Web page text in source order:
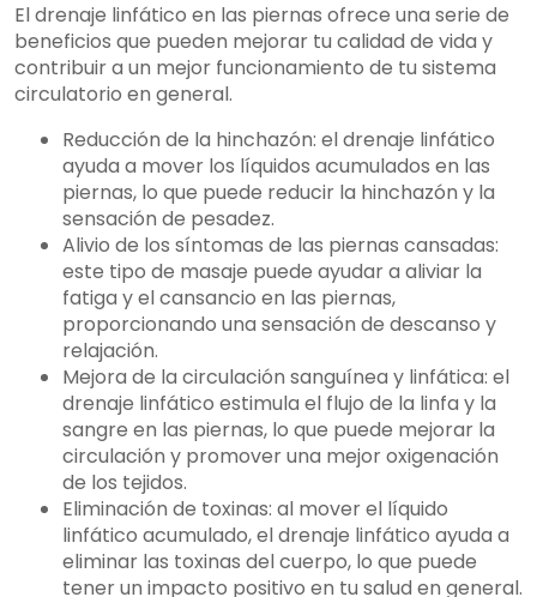
El drenaje linfático en las piernas ofrece una serie de
beneficios que pueden mejorar tu calidad de vida y
contribuir a un mejor funcionamiento de tu sistema
circulatorio en general.
Reducción de la hinchazón: el drenaje linfático
ayuda a mover los líquidos acumulados en las
piernas, lo que puede reducir la hinchazón y la
sensación de pesadez.
Alivio de los síntomas de las piernas cansadas:
este tipo de masaje puede ayudar a aliviar la
fatiga y el cansancio en las piernas,
proporcionando una sensación de descanso y
relajación.
Mejora de la circulación sanguínea y linfática: el
drenaje linfático estimula el flujo de la linfa y la
sangre en las piernas, lo que puede mejorar la
circulación y promover una mejor oxigenación
de los tejidos.
Eliminación de toxinas: al mover el líquido
linfático acumulado, el drenaje linfático ayuda a
eliminar las toxinas del cuerpo, lo que puede
tener un impacto positivo en tu salud en general.